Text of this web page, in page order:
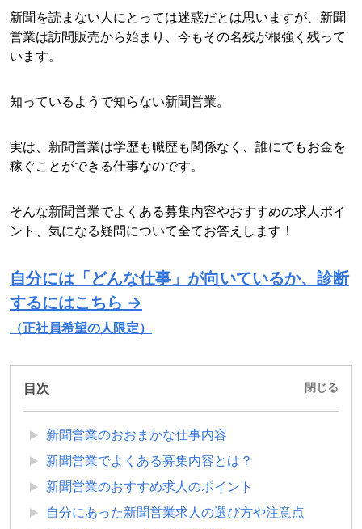
新聞を読まない人にとっては迷惑だとは思いますが、新聞
営業は訪問販売から始まり、今もその名残が根強く残って
います。
知っているようで知らない新聞営業。
実は、新聞営業は学歴も職歴も関係なく、誰にでもお金を
稼ぐことができる仕事なのです。
そんな新聞営業でよくある募集内容やおすすめの求人ポイ
ント、気になる疑問について全てお答えします！
自分には「どんな仕事」が向いているか、診断
するにはこちら →
（正社員希望の人限定）
目次 閉じる
新聞営業のおおまかな仕事内容
新聞営業でよくある募集内容とは？
新聞営業のおすすめ求人のポイント
自分にあった新聞営業求人の選び方や注意点